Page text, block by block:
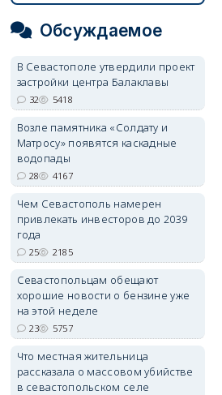
Обсуждаемое
В Севастополе утвердили проект
застройки центра Балаклавы
32 5418
Возле памятника «Солдату и
Матросу» появятся каскадные
водопады
28 4167
Чем Севастополь намерен
привлекать инвесторов до 2039
года
25 2185
Севастопольцам обещают
хорошие новости о бензине уже
на этой неделе
23 5757
Что местная жительница
рассказала о массовом убийстве
в севастопольском селе